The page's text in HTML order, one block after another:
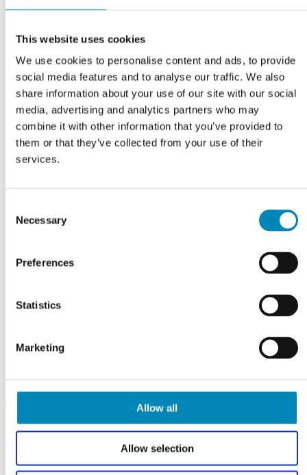
This website uses cookies
We use cookies to personalise content and ads, to provide
social media features and to analyse our traffic. We also
share information about your use of our site with our social
media, advertising and analytics partners who may
combine it with other information that you’ve provided to
them or that they’ve collected from your use of their
services.
Selection
Necessary
Preferences
Statistics
Marketing
Allow all
Allow selection
VI TILBYDER DIG
Gratis tilbud
FÅ TEGNET DIT PROJEKT